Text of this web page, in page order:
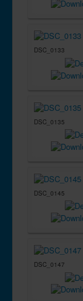
DSC_0133
DSC_0135
DSC_0145
DSC_0147